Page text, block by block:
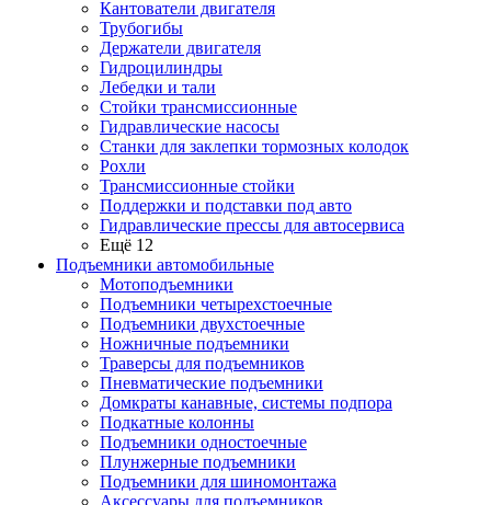
Кантователи двигателя
Трубогибы
Держатели двигателя
Гидроцилиндры
Лебедки и тали
Стойки трансмиссионные
Гидравлические насосы
Cтанки для заклепки тормозных колодок
Рохли
Трансмиссионные стойки
Поддержки и подставки под авто
Гидравлические прессы для автосервиса
Ещё 12
Подъемники автомобильные
Мотоподъемники
Подъемники четырехстоечные
Подъемники двухстоечные
Ножничные подъемники
Траверсы для подъемников
Пневматические подъемники
Домкраты канавные, системы подпора
Подкатные колонны
Подъемники одностоечные
Плунжерные подъемники
Подъемники для шиномонтажа
Аксессуары для подъемников